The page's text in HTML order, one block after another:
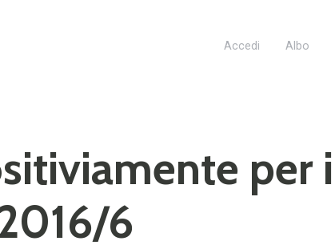
Accedi Albo
per i
6